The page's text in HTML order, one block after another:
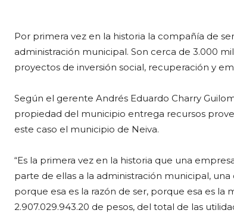
Por primera vez en la historia la compañía de
administración municipal. Son cerca de 3.000
proyectos de inversión social, recuperación y
Según el gerente Andrés Eduardo Charry
propiedad del municipio entrega recursos
este caso el municipio de Neiva.
“Es la primera vez en la historia que una
parte de ellas a la administración municipal,
porque esa es la razón de ser, porque esa es
2.907.029.943.20 de pesos, del total de las